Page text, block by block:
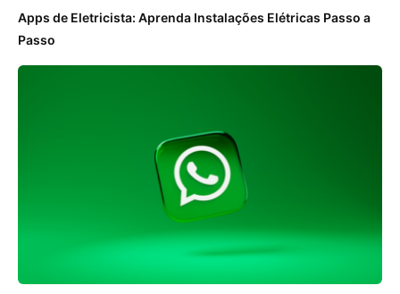
Apps de Eletricista: Aprenda Instalações Elétricas Passo a
Passo